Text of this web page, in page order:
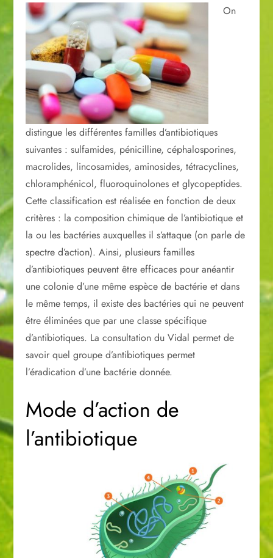
On
distingue les différentes familles d’antibiotiques
suivantes : sulfamides, pénicilline, céphalosporines,
macrolides, lincosamides, aminosides, tétracyclines,
chloramphénicol, fluoroquinolones et glycopeptides.
Cette classification est réalisée en fonction de deux
critères : la composition chimique de l’antibiotique et
la ou les bactéries auxquelles il s’attaque (on parle de
spectre d’action). Ainsi, plusieurs familles
d’antibiotiques peuvent être efficaces pour anéantir
une colonie d’une même espèce de bactérie et dans
le même temps, il existe des bactéries qui ne peuvent
être éliminées que par une classe spécifique
d’antibiotiques. La consultation du Vidal permet de
savoir quel groupe d’antibiotiques permet
l’éradication d’une bactérie donnée.
Mode d’action de
l’antibiotique